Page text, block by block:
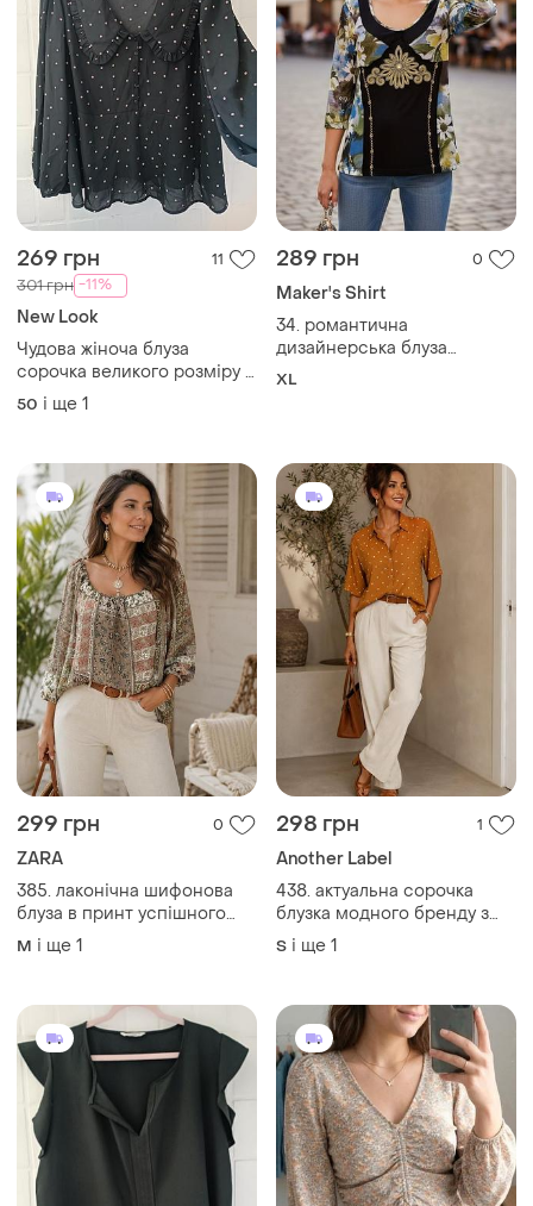
269 грн 11
301 грн -11%
New Look
Чудова жіноча блуза
сорочка великого розміру в
горошок батал new look
50 і ще 1
289 грн 0
Maker's Shirt
34. романтична
дизайнерська блуза
італійського бренду shirt
XL
299 грн 0
ZARA
385. лаконічна шифонова
блуза в принт успішного
іспанського бренду zara
M і ще 1
298 грн 1
Another Label
438. актуальна сорочка
блузка модного бренду з
амстердаму another label
S і ще 1